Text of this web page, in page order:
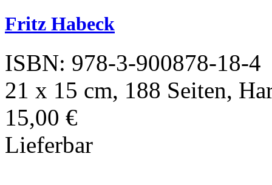
Fritz Habeck
ISBN: 978-3-900878-18-4
21 x 15 cm, 188 Seiten,
15,00 €
Lieferbar